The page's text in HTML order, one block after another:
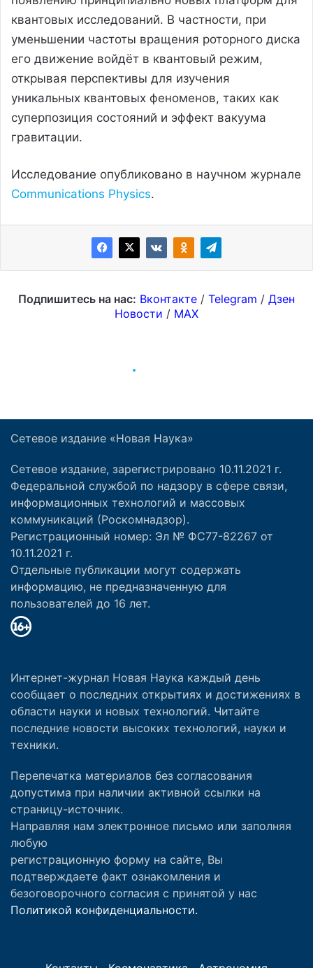
Сетевое издание «Новая Наука»
Сетевое издание, зарегистрировано 10.11.2021 г.
Федеральной службой по надзору в сфере связи,
информационных технологий и массовых
коммуникаций (Роскомнадзор).
Регистрационный номер: Эл № ФС77-82267 от
10.11.2021 г.
Отдельные публикации могут содержать
информацию, не предназначенную для
пользователей до 16 лет.
Интернет-журнал Новая Наука каждый день
сообщает о последних открытиях и достижениях в
области науки и новых технологий. Читайте
последние новости высоких технологий, науки и
техники.
Перепечатка материалов без согласования
допустима при наличии активной ссылки на
страницу-источник.
Направляя нам электронное письмо или заполняя
любую
регистрационную форму на сайте, Вы
подтверждаете факт ознакомления и
безоговорочного согласия с принятой у нас
Политикой конфиденциальности.